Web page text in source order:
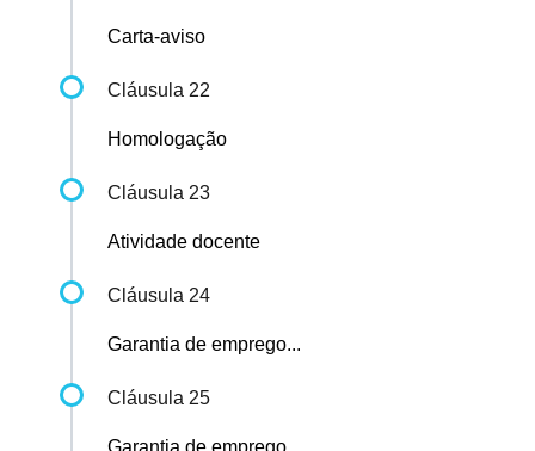
Carta-aviso
Cláusula 22
Homologação
Cláusula 23
Atividade docente
Cláusula 24
Garantia de emprego...
Cláusula 25